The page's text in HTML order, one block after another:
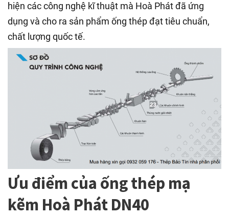
hiện các công nghệ kĩ thuật mà Hoà Phát đã ứng
dụng và cho ra sản phẩm ống thép đạt tiêu chuẩn,
chất lượng quốc tế.
Ưu điểm của ống thép mạ
kẽm Hoà Phát DN40